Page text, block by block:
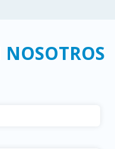
NOSOTROS